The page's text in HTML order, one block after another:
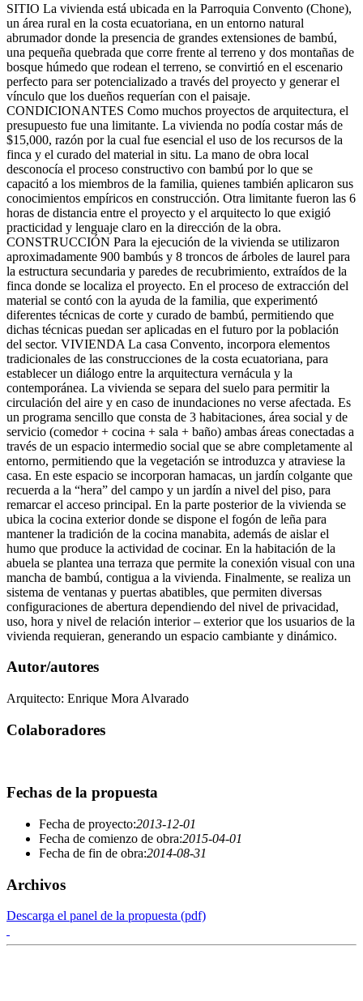
SITIO La vivienda está ubicada en la Parroquia Convento (Chone),
un área rural en la costa ecuatoriana, en un entorno natural
abrumador donde la presencia de grandes extensiones de bambú,
una pequeña quebrada que corre frente al terreno y dos montañas de
bosque húmedo que rodean el terreno, se convirtió en el escenario
perfecto para ser potencializado a través del proyecto y generar el
vínculo que los dueños requerían con el paisaje.
CONDICIONANTES Como muchos proyectos de arquitectura, el
presupuesto fue una limitante. La vivienda no podía costar más de
$15,000, razón por la cual fue esencial el uso de los recursos de la
finca y el curado del material in situ. La mano de obra local
desconocía el proceso constructivo con bambú por lo que se
capacitó a los miembros de la familia, quienes también aplicaron sus
conocimientos empíricos en construcción. Otra limitante fueron las 6
horas de distancia entre el proyecto y el arquitecto lo que exigió
practicidad y lenguaje claro en la dirección de la obra.
CONSTRUCCIÓN Para la ejecución de la vivienda se utilizaron
aproximadamente 900 bambús y 8 troncos de árboles de laurel para
la estructura secundaria y paredes de recubrimiento, extraídos de la
finca donde se localiza el proyecto. En el proceso de extracción del
material se contó con la ayuda de la familia, que experimentó
diferentes técnicas de corte y curado de bambú, permitiendo que
dichas técnicas puedan ser aplicadas en el futuro por la población
del sector. VIVIENDA La casa Convento, incorpora elementos
tradicionales de las construcciones de la costa ecuatoriana, para
establecer un diálogo entre la arquitectura vernácula y la
contemporánea. La vivienda se separa del suelo para permitir la
circulación del aire y en caso de inundaciones no verse afectada. Es
un programa sencillo que consta de 3 habitaciones, área social y de
servicio (comedor + cocina + sala + baño) ambas áreas conectadas a
través de un espacio intermedio social que se abre completamente al
entorno, permitiendo que la vegetación se introduzca y atraviese la
casa. En este espacio se incorporan hamacas, un jardín colgante que
recuerda a la “hera” del campo y un jardín a nivel del piso, para
remarcar el acceso principal. En la parte posterior de la vivienda se
ubica la cocina exterior donde se dispone el fogón de leña para
mantener la tradición de la cocina manabita, además de aislar el
humo que produce la actividad de cocinar. En la habitación de la
abuela se plantea una terraza que permite la conexión visual con una
mancha de bambú, contigua a la vivienda. Finalmente, se realiza un
sistema de ventanas y puertas abatibles, que permiten diversas
configuraciones de abertura dependiendo del nivel de privacidad,
uso, hora y nivel de relación interior – exterior que los usuarios de la
vivienda requieran, generando un espacio cambiante y dinámico.
Autor/autores
Arquitecto: Enrique Mora Alvarado
Colaboradores
Fechas de la propuesta
Fecha de proyecto:2013-12-01
Fecha de comienzo de obra:2015-04-01
Fecha de fin de obra:2014-08-31
Archivos
Descarga el panel de la propuesta (pdf)